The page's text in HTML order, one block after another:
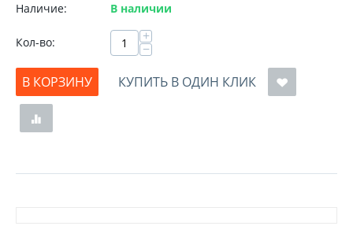
Наличие: В наличии
Кол-во: +
−
В КОРЗИНУ
КУПИТЬ В ОДИН КЛИК